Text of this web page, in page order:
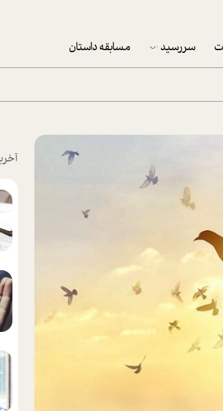
سررسید
تقویم رومیزی
تقویم دیواری
مسابقه داستان